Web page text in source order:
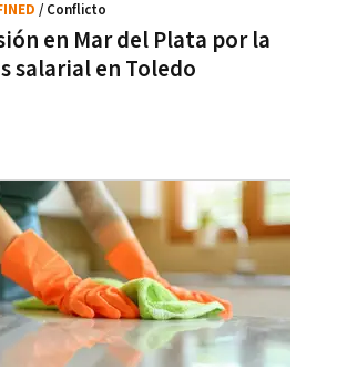
en Mar del Plata por la
salarial en Toledo
/ Conflicto